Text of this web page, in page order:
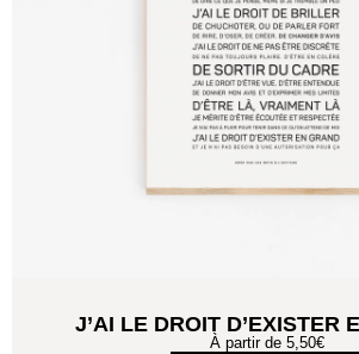
J’AI LE DROIT D’EXISTER
À partir de 5,50€